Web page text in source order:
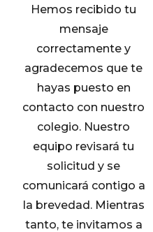
Hemos recibido tu
mensaje
correctamente y
agradecemos que te
hayas puesto en
contacto con nuestro
colegio. Nuestro
equipo revisará tu
solicitud y se
comunicará contigo a
la brevedad. Mientras
tanto, te invitamos a